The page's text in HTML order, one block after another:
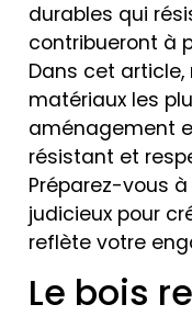
durables qui
contribueront à
Dans cet article,
matériaux les
aménagement
résistant et
Préparez-vous
judicieux pour
reflète votre
Le bois